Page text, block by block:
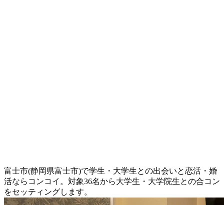
富士市(静岡県富士市)で学生・大学生との出会いと恋活・婚
活ならコンコイ。対象36名から大学生・大学院生との合コン
をセッティングします。